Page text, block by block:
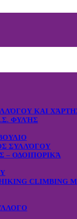
ΚΑΙ
ΦΥΛΉΣ
ΣΥΛΛΌΓΟΥ
– ΟΔΟΙΠΟΡΙΚΆ
CLIMBING